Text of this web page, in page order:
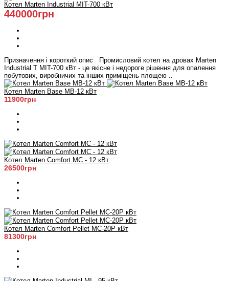
Котел Marten Industrial МIT-700 кВт
440000грн
Призначення і короткий опис Промисловий котел на дровах Marten
Industrial Т МIT-700 кВт - це якісне і недороге рішення для опалення
побутових, виробничих та інших приміщень площею ..
Котел Marten Base MB-12 кВт
11900грн
Котел Marten Comfort MC - 12 кВт
26500грн
Котел Marten Comfort Pellet MC-20P кВт
81300грн